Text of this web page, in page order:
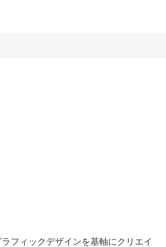
フィックデザインを基軸にクリエイ